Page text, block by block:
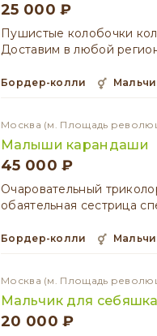
25 000 ₽
Пушистые колобочки
Доставим в любой
Бордер-колли
Москва (м. Площадь
Малыши карандаши
45 000 ₽
Очаровательный
обаятельная сестрица
Бордер-колли
Москва (м. Площадь
Мальчик для себяшка
20 000 ₽